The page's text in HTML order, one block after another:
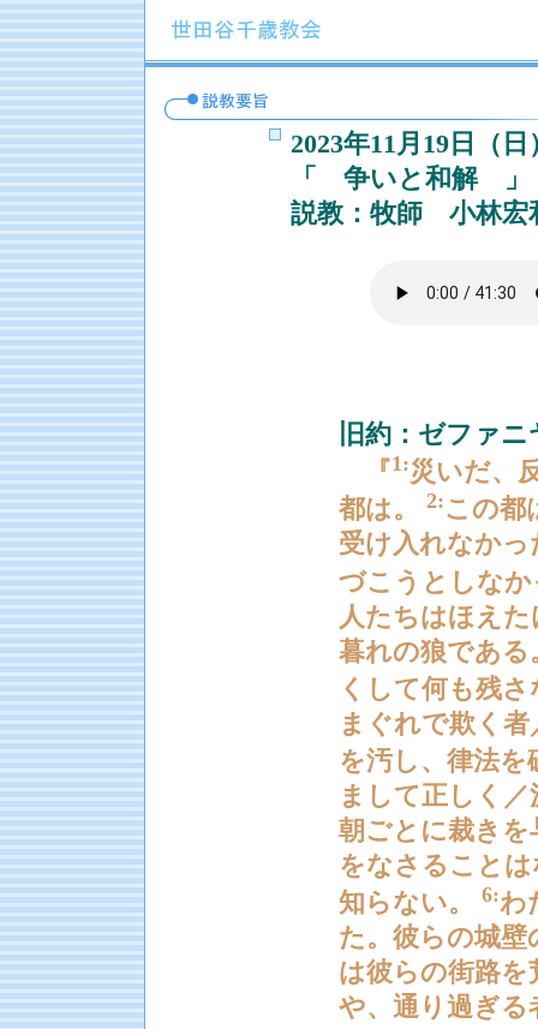
2023年11月19日（
「 争いと和解 」
説教：牧師 小林宏
旧約：ゼファ
『1:災いだ、
都は。 2:この都
受け入れなか
づこうとしな
人たちはほえ
暮れの狼である
くして何も残
まぐれで欺く
を汚し、律法
まして正しく
朝ごとに裁き
をなさること
知らない。 6:わ
た。彼らの城
は彼らの街路
や、通り過ぎる